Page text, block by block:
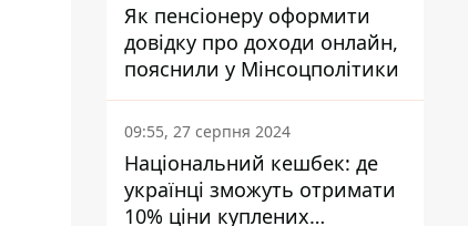
Як пенсіонеру оформити
довідку про доходи онлайн,
пояснили у Мінсоцполітики
09:55, 27 серпня 2024
Національний кешбек: де
українці зможуть отримати
10% ціни куплених